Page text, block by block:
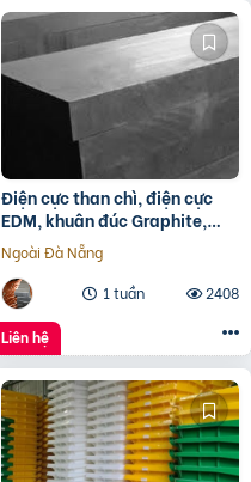
Điện cực than chì, điện cực
EDM, khuân đúc Graphite,
gioăng Graphite,
Ngoài Đà Nẵng
1 tuần
2408
Liên hệ